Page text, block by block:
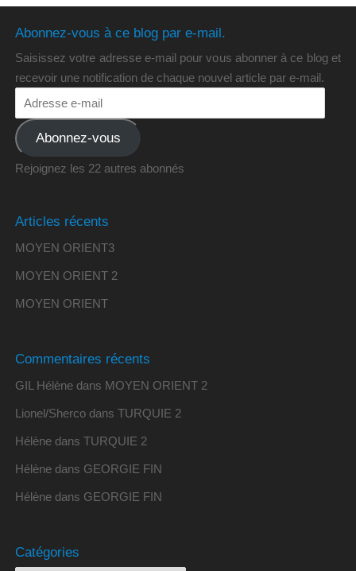
Abonnez-vous à ce blog par e-mail.
Saisissez votre adresse e-mail pour vous abonner à ce blog et
recevoir une notification de chaque nouvel article par e-mail.
Abonnez-vous
Rejoignez les 22 autres abonnés
Articles récents
MOYEN ORIENT3
MOYEN ORIENT 2
MOYEN ORIENT
Commentaires récents
GIL Hélènedans MOYEN ORIENT 2
Lionel/Shercodans TURQUIE 2
Hélènedans TURQUIE 2
Hélènedans GEORGIE FIN
Hélènedans GEORGIE FIN
Catégories